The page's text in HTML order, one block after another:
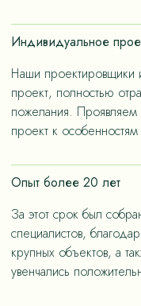
Индивидуальное
Наши проектировщики
проект, полностью
пожелания.
проект к особенностям
Опыт более 20 лет
За этот срок был
специалистов,
крупных объектов, а
увенчались